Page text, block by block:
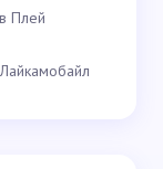
Плей